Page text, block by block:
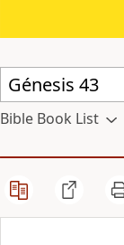
Bible Book List